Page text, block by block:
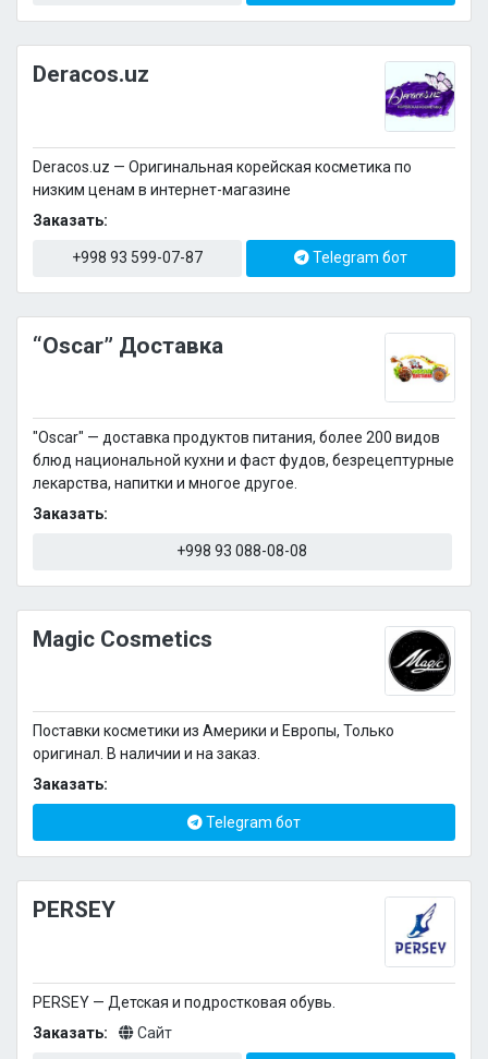
Deracos.uz
Deracos.uz — Оригинальная корейская косметика по
низким ценам в интернет-магазине
Заказать:
+998 93 599-07-87 Telegram бот
“Oscar” Доставка
"Oscar" — доставка продуктов питания, более 200 видов
блюд национальной кухни и фаст фудов, безрецептурные
лекарства, напитки и многое другое.
Заказать:
+998 93 088-08-08
Magic Cosmetics
Поставки косметики из Америки и Европы, Только
оригинал. В наличии и на заказ.
Заказать:
Telegram бот
PERSEY
PERSEY — Детская и подростковая обувь.
Заказать:
Сайт